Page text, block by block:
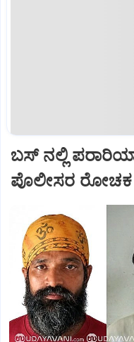
ಬಸ್‌ ನಲ್ಲಿ
ಪೊಲೀಸರ